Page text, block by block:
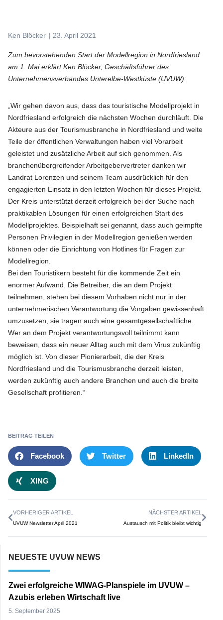
Ken Blöcker | 23. April 2021
Zum bevorstehenden Start der Modellregion in Nordfriesland
am 1. Mai erklärt Ken Blöcker, Geschäftsführer des
Unternehmensverbandes Unterelbe-Westküste (UVUW):
„Wir gehen davon aus, dass das touristische Modellprojekt in
Nordfriesland erfolgreich die nächsten Wochen durchläuft. Die
Akteure aus der Tourismusbranche in Nordfriesland und weite
Teile der öffentlichen Verwaltungen haben viel Vorarbeit
geleistet und zusätzliche Arbeit auf sich genommen. Als
branchenübergreifender Arbeitgebervertreter danken wir
Landrat Lorenzen und seinem Team ausdrücklich für den
engagierten Einsatz in den letzten Wochen für dieses Projekt.
Der Kreis unterstützt derzeit erfolgreich bei der Suche nach
praktikablen Lösungen für einen erfolgreichen Start des
Modellprojektes. Beispielhaft sei genannt, dass auch geimpfte
Personen Privilegien in der Modellregion genießen werden
können oder die Einrichtung von Hotlines für Fragen zur
Modellregion.
Bei den Touristikern besteht für die kommende Zeit ein
enormer Aufwand. Die Betreiber, die an dem Projekt
teilnehmen, stehen bei diesem Vorhaben nicht nur in der
unternehmerischen Verantwortung die Vorgaben gewissenhaft
umzusetzen, sie tragen auch eine gesamtgesellschaftliche.
Wer an dem Projekt verantwortungsvoll teilnimmt kann
beweisen, dass ein neuer Alltag auch mit dem Virus zukünftig
möglich ist. Von dieser Pionierarbeit, die der Kreis
Nordfriesland und die Tourismusbranche derzeit leisten,
werden zukünftig auch andere Branchen und auch die breite
Gesellschaft profitieren.“
BEITRAG TEILEN
Facebook Twitter LinkedIn
XING
VORHERIGER ARTIKEL
UVUW Newsletter April 2021
NÄCHSTER ARTIKEL
Austausch mit Politik bleibt wichtig
NEUESTE UVUW NEWS
Zwei erfolgreiche WIWAG-Planspiele im UVUW –
Azubis erleben Wirtschaft live
5. September 2025